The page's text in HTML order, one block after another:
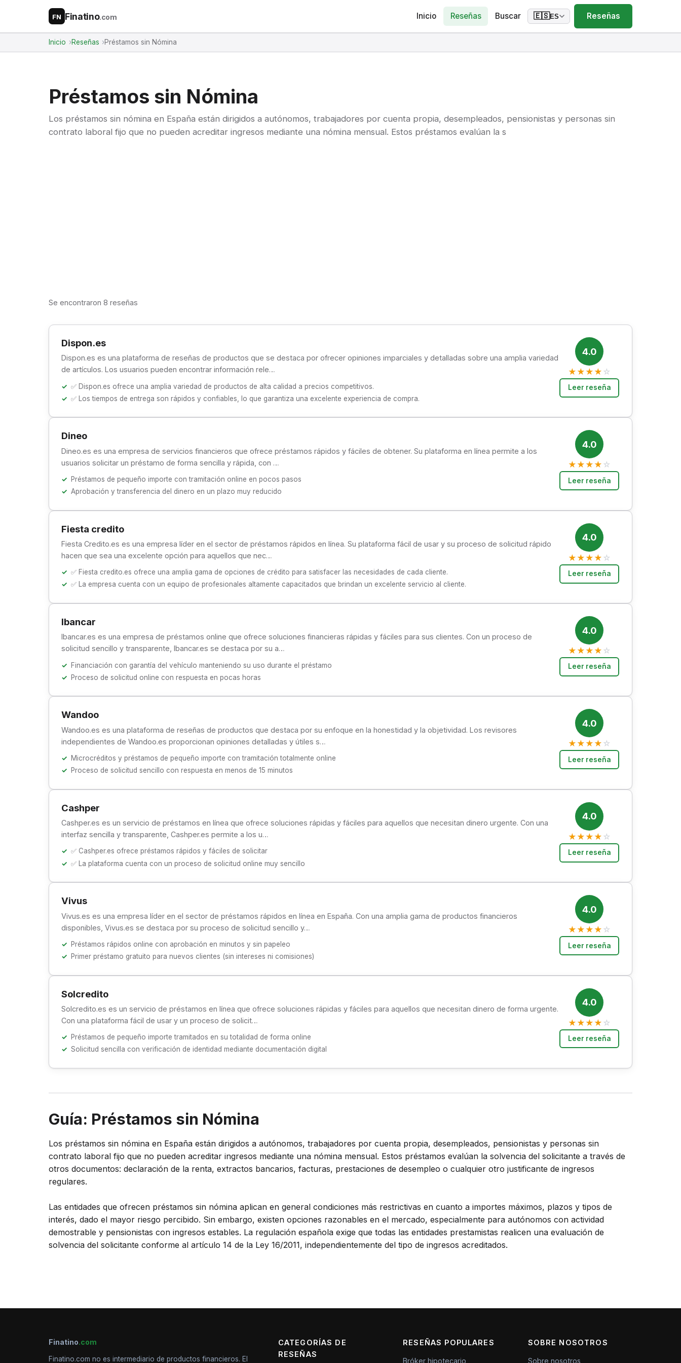
FN Finatino.com Inicio Reseñas Buscar 🇪🇸ES Reseñas
Inicio Reseñas Préstamos sin Nómina
Préstamos sin Nómina
Los préstamos sin nómina en España están dirigidos a autónomos, trabajadores por cuenta propia, desempleados, pensionistas y personas sin
contrato laboral fijo que no pueden acreditar ingresos mediante una nómina mensual. Estos préstamos evalúan la s
Se encontraron 8 reseñas
Dispon.es
Dispon.es es una plataforma de reseñas de productos que se destaca por ofrecer opiniones imparciales y detalladas sobre una amplia variedad
de artículos. Los usuarios pueden encontrar información rele…
✅ Dispon.es ofrece una amplia variedad de productos de alta calidad a precios competitivos.
✅ Los tiempos de entrega son rápidos y confiables, lo que garantiza una excelente experiencia de compra.
4.0
★ ★ ★ ★ ☆
Leer reseña
Dineo
Dineo.es es una empresa de servicios financieros que ofrece préstamos rápidos y fáciles de obtener. Su plataforma en línea permite a los
usuarios solicitar un préstamo de forma sencilla y rápida, con …
Préstamos de pequeño importe con tramitación online en pocos pasos
Aprobación y transferencia del dinero en un plazo muy reducido
4.0
★ ★ ★ ★ ☆
Leer reseña
Fiesta credito
Fiesta Credito.es es una empresa líder en el sector de préstamos rápidos en línea. Su plataforma fácil de usar y su proceso de solicitud rápido
hacen que sea una excelente opción para aquellos que nec…
✅ Fiesta credito.es ofrece una amplia gama de opciones de crédito para satisfacer las necesidades de cada cliente.
✅ La empresa cuenta con un equipo de profesionales altamente capacitados que brindan un excelente servicio al cliente.
4.0
★ ★ ★ ★ ☆
Leer reseña
Ibancar
Ibancar.es es una empresa de préstamos online que ofrece soluciones financieras rápidas y fáciles para sus clientes. Con un proceso de
solicitud sencillo y transparente, Ibancar.es se destaca por su a…
Financiación con garantía del vehículo manteniendo su uso durante el préstamo
Proceso de solicitud online con respuesta en pocas horas
4.0
★ ★ ★ ★ ☆
Leer reseña
Wandoo
Wandoo.es es una plataforma de reseñas de productos que destaca por su enfoque en la honestidad y la objetividad. Los revisores
independientes de Wandoo.es proporcionan opiniones detalladas y útiles s…
Microcréditos y préstamos de pequeño importe con tramitación totalmente online
Proceso de solicitud sencillo con respuesta en menos de 15 minutos
4.0
★ ★ ★ ★ ☆
Leer reseña
Cashper
Cashper.es es un servicio de préstamos en línea que ofrece soluciones rápidas y fáciles para aquellos que necesitan dinero urgente. Con una
interfaz sencilla y transparente, Cashper.es permite a los u…
✅ Cashper.es ofrece préstamos rápidos y fáciles de solicitar
✅ La plataforma cuenta con un proceso de solicitud online muy sencillo
4.0
★ ★ ★ ★ ☆
Leer reseña
Vivus
Vivus.es es una empresa líder en el sector de préstamos rápidos en línea en España. Con una amplia gama de productos financieros
disponibles, Vivus.es se destaca por su proceso de solicitud sencillo y…
Préstamos rápidos online con aprobación en minutos y sin papeleo
Primer préstamo gratuito para nuevos clientes (sin intereses ni comisiones)
4.0
★ ★ ★ ★ ☆
Leer reseña
Solcredito
Solcredito.es es un servicio de préstamos en línea que ofrece soluciones rápidas y fáciles para aquellos que necesitan dinero de forma urgente.
Con una plataforma fácil de usar y un proceso de solicit…
Préstamos de pequeño importe tramitados en su totalidad de forma online
Solicitud sencilla con verificación de identidad mediante documentación digital
4.0
★ ★ ★ ★ ☆
Leer reseña
Guía: Préstamos sin Nómina
Los préstamos sin nómina en España están dirigidos a autónomos, trabajadores por cuenta propia, desempleados, pensionistas y personas sin
contrato laboral fijo que no pueden acreditar ingresos mediante una nómina mensual. Estos préstamos evalúan la solvencia del solicitante a través de
otros documentos: declaración de la renta, extractos bancarios, facturas, prestaciones de desempleo o cualquier otro justificante de ingresos
regulares.
Las entidades que ofrecen préstamos sin nómina aplican en general condiciones más restrictivas en cuanto a importes máximos, plazos y tipos de
interés, dado el mayor riesgo percibido. Sin embargo, existen opciones razonables en el mercado, especialmente para autónomos con actividad
demostrable y pensionistas con ingresos estables. La regulación española exige que todas las entidades prestamistas realicen una evaluación de
solvencia del solicitante conforme al artículo 14 de la Ley 16/2011, independientemente del tipo de ingresos acreditados.
Finatino.com
Finatino.com no es intermediario de productos financieros. El
CATEGORÍAS DE
RESEÑAS
RESEÑAS POPULARES
Bróker hipotecario
SOBRE NOSOTROS
Sobre nosotros